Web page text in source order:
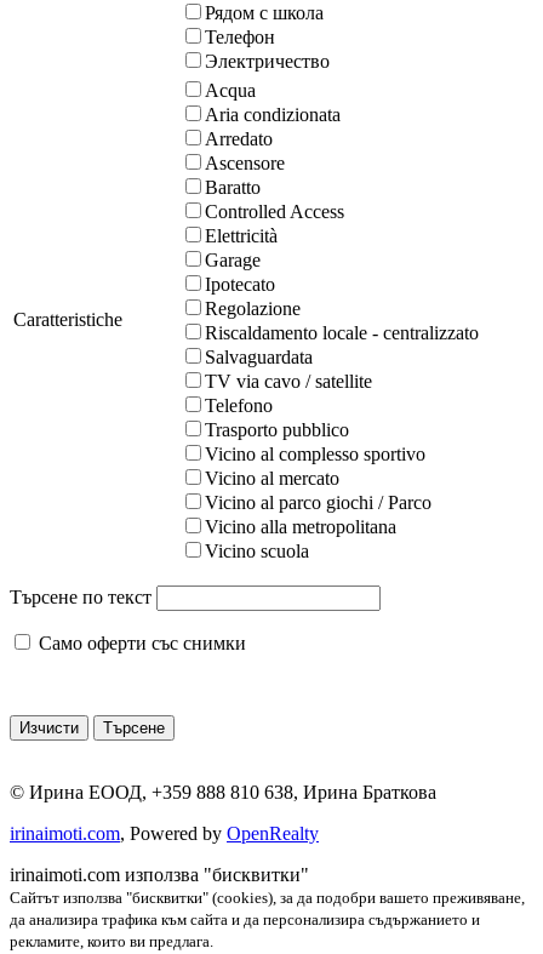
Рядом с школа
Телефон
Электричество
Caratteristiche
Acqua
Aria condizionata
Arredato
Ascensore
Baratto
Controlled Access
Elettricità
Garage
Ipotecato
Regolazione
Riscaldamento locale - centralizzato
Salvaguardata
TV via cavo / satellite
Telefono
Trasporto pubblico
Vicino al complesso sportivo
Vicino al mercato
Vicino al parco giochi / Parco
Vicino alla metropolitana
Vicino scuola
Търсене по текст
Само оферти със снимки
© Ирина ЕООД, +359 888 810 638, Ирина Браткова
irinaimoti.com, Powered by OpenRealty
irinaimoti.com използва "бисквитки"
Сайтът използва "бисквитки" (cookies), за да подобри вашето преживяване,
да анализира трафика към сайта и да персонализира съдържанието и
рекламите, които ви предлага.